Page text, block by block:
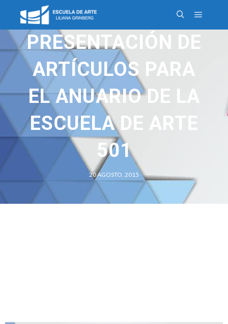
PRESENTACIÓN DE
ARTÍCULOS PARA
EL ANUARIO DE LA
ESCUELA DE ARTE
501
20 AGOSTO, 2015